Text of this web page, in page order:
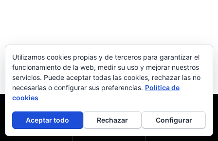
Protege a tu mejor amigo en los paseos nocturnos, con las
correas conreflejantelos conductores podrán verte a
distancia, logrando un paseo divertido y seguro.
NADA COMO PASEAR SEGURO EN LA
por:
Buscar
0
Utilizamos cookies propias y de terceros para garantizar el
funcionamiento de la web, medir su uso y mejorar nuestros
servicios. Puede aceptar todas las cookies, rechazar las no
necesarias o configurar sus preferencias. Política de
cookies
Aceptar todo Rechazar Configurar